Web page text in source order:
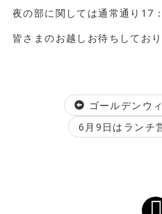
夜の部に関しては通常通り17
皆さまのお越しお待ちしており
ゴールデンウ
6月9日はランチ